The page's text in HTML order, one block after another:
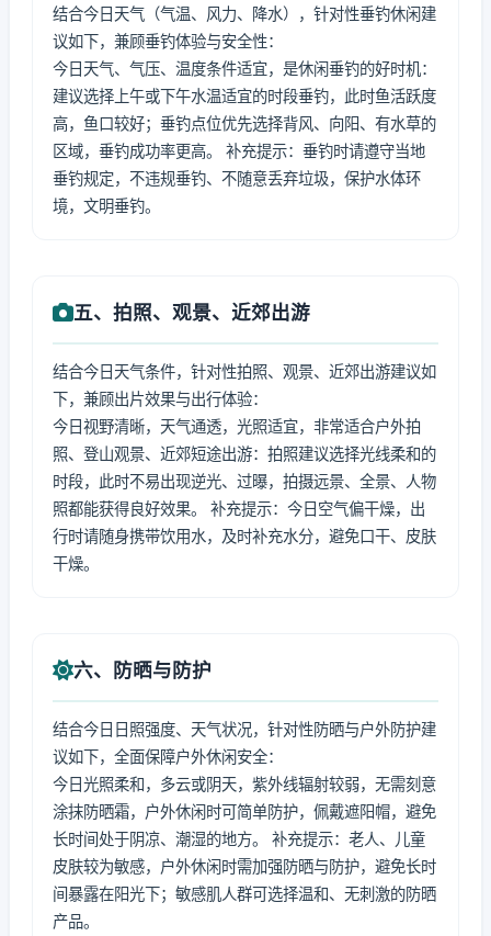
结合今日天气（气温、风力、降水），针对性垂钓休闲建
议如下，兼顾垂钓体验与安全性：
今日天气、气压、温度条件适宜，是休闲垂钓的好时机：
建议选择上午或下午水温适宜的时段垂钓，此时鱼活跃度
高，鱼口较好；垂钓点位优先选择背风、向阳、有水草的
区域，垂钓成功率更高。 补充提示：垂钓时请遵守当地
垂钓规定，不违规垂钓、不随意丢弃垃圾，保护水体环
境，文明垂钓。
五、拍照、观景、近郊出游
结合今日天气条件，针对性拍照、观景、近郊出游建议如
下，兼顾出片效果与出行体验：
今日视野清晰，天气通透，光照适宜，非常适合户外拍
照、登山观景、近郊短途出游：拍照建议选择光线柔和的
时段，此时不易出现逆光、过曝，拍摄远景、全景、人物
照都能获得良好效果。 补充提示：今日空气偏干燥，出
行时请随身携带饮用水，及时补充水分，避免口干、皮肤
干燥。
六、防晒与防护
结合今日日照强度、天气状况，针对性防晒与户外防护建
议如下，全面保障户外休闲安全：
今日光照柔和，多云或阴天，紫外线辐射较弱，无需刻意
涂抹防晒霜，户外休闲时可简单防护，佩戴遮阳帽，避免
长时间处于阴凉、潮湿的地方。 补充提示：老人、儿童
皮肤较为敏感，户外休闲时需加强防晒与防护，避免长时
间暴露在阳光下；敏感肌人群可选择温和、无刺激的防晒
产品。